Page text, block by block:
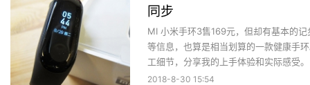
同步
MI 小米手环3售169元，但却有基本的
等信息，也算是相当划算的一款健康手
工细节，分享我的上手体验和实际感受
2018-8-30 15:54